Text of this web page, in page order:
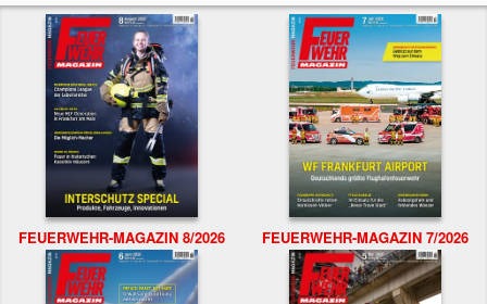
FEUERWEHR-MAGAZIN 8/2026 FEUERWEHR-MAGAZIN 7/2026